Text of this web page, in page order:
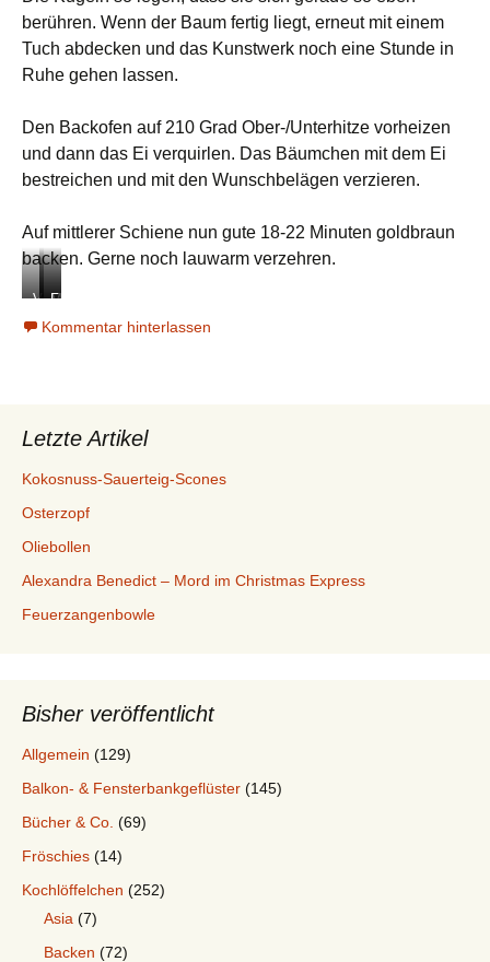
berühren. Wenn der Baum fertig liegt, erneut mit einem
Tuch abdecken und das Kunstwerk noch eine Stunde in
Ruhe gehen lassen.
Den Backofen auf 210 Grad Ober-/Unterhitze vorheizen
und dann das Ei verquirlen. Das Bäumchen mit dem Ei
bestreichen und mit den Wunschbelägen verzieren.
Auf mittlerer Schiene nun gute 18-22 Minuten goldbraun
backen. Gerne noch lauwarm verzehren.
V
o
e
z
i
r
n
M
i
i
r
u
g
o
r
a
k
n
F
r
u
d
e
O
e
n
Kommentar hinterlassen
Letzte Artikel
Kokosnuss-Sauerteig-Scones
Osterzopf
Oliebollen
Alexandra Benedict – Mord im Christmas Express
Feuerzangenbowle
Bisher veröffentlicht
Allgemein (129)
Balkon- & Fensterbankgeflüster (145)
Bücher & Co. (69)
Fröschies (14)
Kochlöffelchen (252)
Asia (7)
Backen (72)